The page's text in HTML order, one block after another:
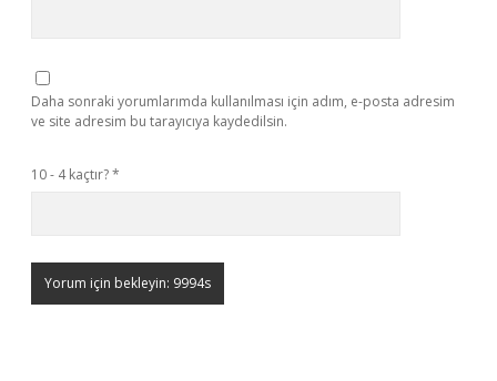
Daha sonraki yorumlarımda kullanılması için adım, e-posta adresim
ve site adresim bu tarayıcıya kaydedilsin.
10 - 4 kaçtır?*